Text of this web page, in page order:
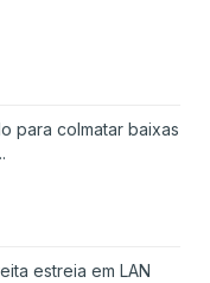
para colmatar baixas
estreia em LAN